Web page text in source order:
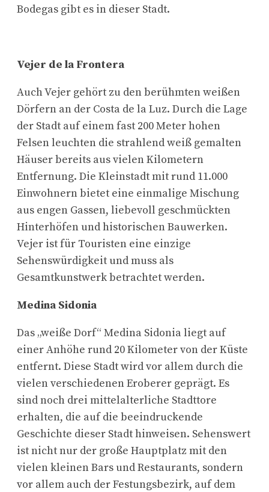
Bodegas gibt es in dieser Stadt.
Vejer de la Frontera
Auch Vejer gehört zu den berühmten weißen
Dörfern an der Costa de la Luz. Durch die Lage
der Stadt auf einem fast 200 Meter hohen
Felsen leuchten die strahlend weiß gemalten
Häuser bereits aus vielen Kilometern
Entfernung. Die Kleinstadt mit rund 11.000
Einwohnern bietet eine einmalige Mischung
aus engen Gassen, liebevoll geschmückten
Hinterhöfen und historischen Bauwerken.
Vejer ist für Touristen eine einzige
Sehenswürdigkeit und muss als
Gesamtkunstwerk betrachtet werden.
Medina Sidonia
Das „weiße Dorf“ Medina Sidonia liegt auf
einer Anhöhe rund 20 Kilometer von der Küste
entfernt. Diese Stadt wird vor allem durch die
vielen verschiedenen Eroberer geprägt. Es
sind noch drei mittelalterliche Stadttore
erhalten, die auf die beeindruckende
Geschichte dieser Stadt hinweisen. Sehenswert
ist nicht nur der große Hauptplatz mit den
vielen kleinen Bars und Restaurants, sondern
vor allem auch der Festungsbezirk, auf dem